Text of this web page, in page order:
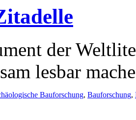
der
lesbar
Bauforschung, Bauforschung,